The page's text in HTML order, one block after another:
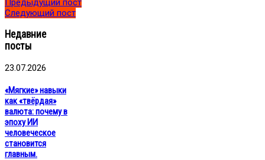
Предыдущий пост
Следующий пост
Недавние
посты
23.07.2026
«Мягкие» навыки
как «твёрдая»
валюта: почему в
эпоху ИИ
человеческое
становится
главным.